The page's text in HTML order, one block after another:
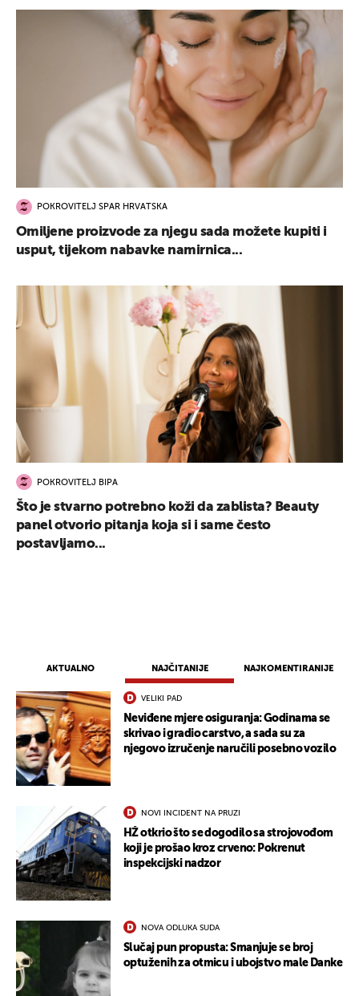
AKTUALNO NAJČITANIJE NAJKOMENTIRANIJE
VELIKI PAD
Neviđene mjere osiguranja: Godinama se
skrivao i gradio carstvo, a sada su za
njegovo izručenje naručili posebno vozilo
NOVI INCIDENT NA PRUZI
HŽ otkrio što se dogodilo sa strojovođom
koji je prošao kroz crveno: Pokrenut
inspekcijski nadzor
NOVA ODLUKA SUDA
Slučaj pun propusta: Smanjuje se broj
optuženih za otmicu i ubojstvo male Danke
POKROVITELJ SPAR HRVATSKA
Omiljene proizvode za njegu sada možete kupiti i
usput, tijekom nabavke namirnica...
POKROVITELJ BIPA
Što je stvarno potrebno koži da zablista? Beauty
panel otvorio pitanja koja si i same često
postavljamo...